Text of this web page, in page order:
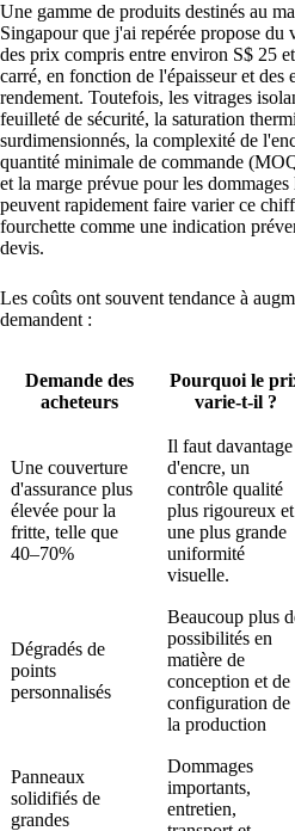
Une gamme de produits destinés au
Singapour que j'ai repérée propose du
des prix compris entre environ S$ 25
carré, en fonction de l'épaisseur et des
rendement. Toutefois, les vitrages
feuilleté de sécurité, la saturation
surdimensionnés, la complexité de
quantité minimale de commande
et la marge prévue pour les dommages
peuvent rapidement faire varier ce
fourchette comme une indication
devis.
Les coûts ont souvent tendance à
demandent :
Demande des
acheteurs
Pourquoi le
varie-t-il ?
Une couverture
d'assurance plus
élevée pour la
fritte, telle que
40–70%
Il faut davantage
d'encre, un
contrôle qualité
plus rigoureux et
une plus grande
uniformité
visuelle.
Dégradés de
points
personnalisés
Beaucoup plus
possibilités en
matière de
conception et de
configuration de
la production
Panneaux
solidifiés de
grandes
Dommages
importants,
entretien,